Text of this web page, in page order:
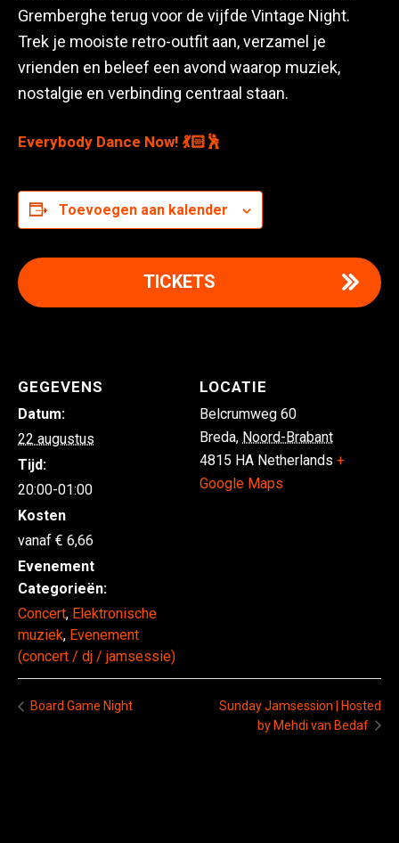
Gremberghe terug voor de vijfde Vintage Night.
Trek je mooiste retro-outfit aan, verzamel je
vrienden en beleef een avond waarop muziek,
nostalgie en verbinding centraal staan.
Everybody Dance Now! 💃🏻🕺
Toevoegen aan kalender
TICKETS
GEGEVENS
Datum:
22 augustus
Tijd:
20:00-01:00
Kosten
6,66
Evenement
Categorieën:
Concert, Elektronische
muziek, Evenement
(concert / dj / jamsessie)
LOCATIE
Belcrumweg 60
Breda, Noord-Brabant
4815 HA Netherlands +
Google Maps
Board Game Night
Sunday Jamsession | Hosted
by Mehdi van Bedaf